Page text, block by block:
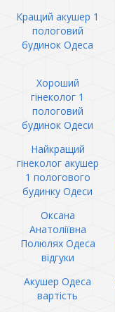
Кращий акушер 1
пологовий
будинок Одеса
Хороший
гінеколог 1
пологовий
будинок Одеси
Найкращий
гінеколог акушер
1 пологового
будинку Одеси
Оксана
Анатоліївна
Полюлях Одеса
відгуки
Акушер Одеса
вартість